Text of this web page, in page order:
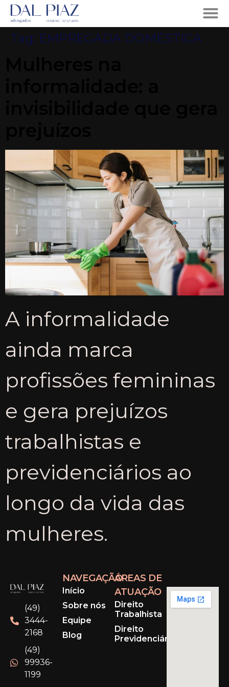
Tag: EMPREGADA DOMÉSTICA
A informalidade
ainda marca
profissões femininas
e gera prejuízos
trabalhistas e
previdenciários ao
longo da vida das
mulheres.
(49)
3444-
2168
(49)
99936-
1199
NAVEGAÇÃO
Início
Sobre nós
Equipe
Blog
ÁREAS DE
ATUAÇÃO
Direito
Trabalhista
Direito
Previdenciário